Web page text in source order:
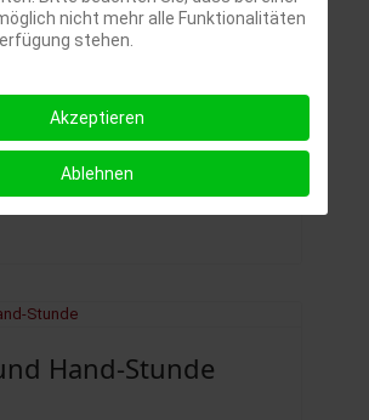
ab Klasse 1
Hand-Stunde
nicht mehr alle Funktionalitäten
stehen.
Akzeptieren
Ablehnen